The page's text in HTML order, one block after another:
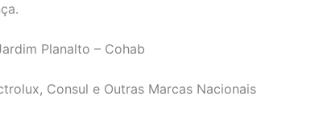
Planalto – Cohab
Consul e Outras Marcas Nacionais